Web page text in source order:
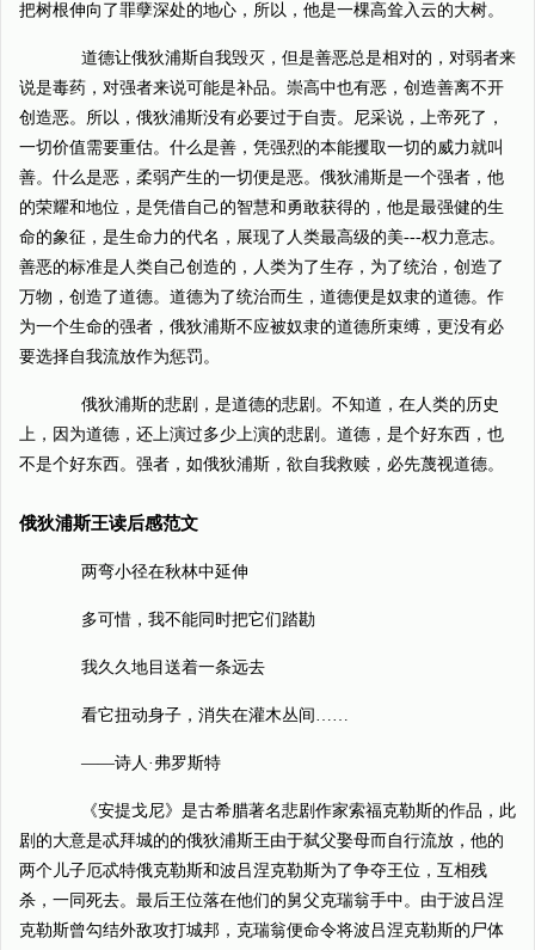
把树根伸向了罪孽深处的地心，所以，他是一棵高耸入云的大树。
道德让俄狄浦斯自我毁灭，但是善恶总是相对的，对弱者来
说是毒药，对强者来说可能是补品。崇高中也有恶，创造善离不开
创造恶。所以，俄狄浦斯没有必要过于自责。尼采说，上帝死了，
一切价值需要重估。什么是善，凭强烈的本能攫取一切的威力就叫
善。什么是恶，柔弱产生的一切便是恶。俄狄浦斯是一个强者，他
的荣耀和地位，是凭借自己的智慧和勇敢获得的，他是最强健的生
命的象征，是生命力的代名，展现了人类最高级的美---权力意志。
善恶的标准是人类自己创造的，人类为了生存，为了统治，创造了
万物，创造了道德。道德为了统治而生，道德便是奴隶的道德。作
为一个生命的强者，俄狄浦斯不应被奴隶的道德所束缚，更没有必
要选择自我流放作为惩罚。
俄狄浦斯的悲剧，是道德的悲剧。不知道，在人类的历史
上，因为道德，还上演过多少上演的悲剧。道德，是个好东西，也
不是个好东西。强者，如俄狄浦斯，欲自我救赎，必先蔑视道德。
俄狄浦斯王读后感范文
两弯小径在秋林中延伸
多可惜，我不能同时把它们踏勘
我久久地目送着一条远去
看它扭动身子，消失在灌木丛间……
——诗人·弗罗斯特
《安提戈尼》是古希腊著名悲剧作家索福克勒斯的作品，此
剧的大意是忒拜城的的俄狄浦斯王由于弑父娶母而自行流放，他的
两个儿子厄忒特俄克勒斯和波吕涅克勒斯为了争夺王位，互相残
杀，一同死去。最后王位落在他们的舅父克瑞翁手中。由于波吕涅
克勒斯曾勾结外敌攻打城邦，克瑞翁便命令将波吕涅克勒斯的尸体